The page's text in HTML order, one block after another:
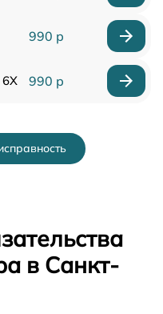
990 р
990 р
в Санкт-